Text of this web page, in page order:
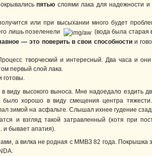
пятью слоями лака для надежности
или при высыхании много будет
лишь позеленели
(вода была старая
— это поверить в свои способностии
творческий и интересный. Два часа и
первый слой лака.
готовы.
виду высокого выноса. Мне надоедало ездить
хорошо в виду смещения центра
зимой на асфальте. Слышал ихнее гудение
и взгляд такой затравленный (хотя при
и бывает апатия).
а вилка не родная с ММВЗ 82 года. Покрышка